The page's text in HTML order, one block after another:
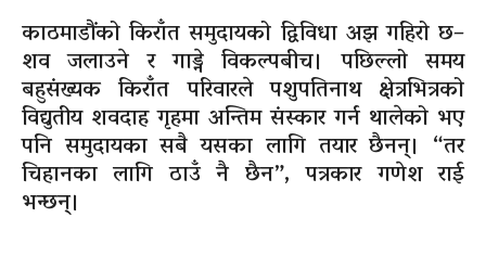
काठमाडौंको किराँत समुदायको द्विविधा अझ गहिरो छ–
शव जलाउने र गाड्ने विकल्पबीच। पछिल्लो समय
बहुसंख्यक किराँत परिवारले पशुपतिनाथ क्षेत्रभित्रको
विद्युतीय शवदाह गृहमा अन्तिम संस्कार गर्न थालेको भए
पनि समुदायका सबै यसका लागि तयार छैनन्। “तर
चिहानका लागि ठाउँ नै छैन”, पत्रकार गणेश राई
भन्छन्।